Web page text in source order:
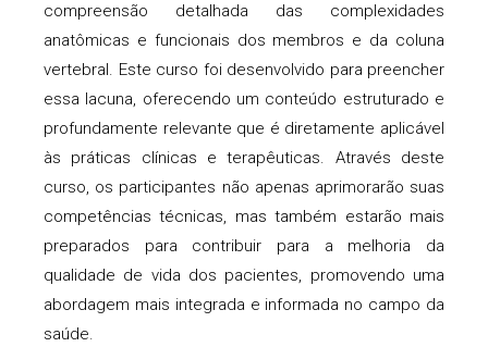
compreensão detalhada das complexidades
anatômicas e funcionais dos membros e da coluna
vertebral. Este curso foi desenvolvido para preencher
essa lacuna, oferecendo um conteúdo estruturado e
profundamente relevante que é diretamente aplicável
às práticas clínicas e terapêuticas. Através deste
curso, os participantes não apenas aprimorarão suas
competências técnicas, mas também estarão mais
preparados para contribuir para a melhoria da
qualidade de vida dos pacientes, promovendo uma
abordagem mais integrada e informada no campo da
saúde.